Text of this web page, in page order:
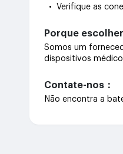
• Verifique as
Porque
Somos um
dispositivos
Contate-nos：
Não encontra a